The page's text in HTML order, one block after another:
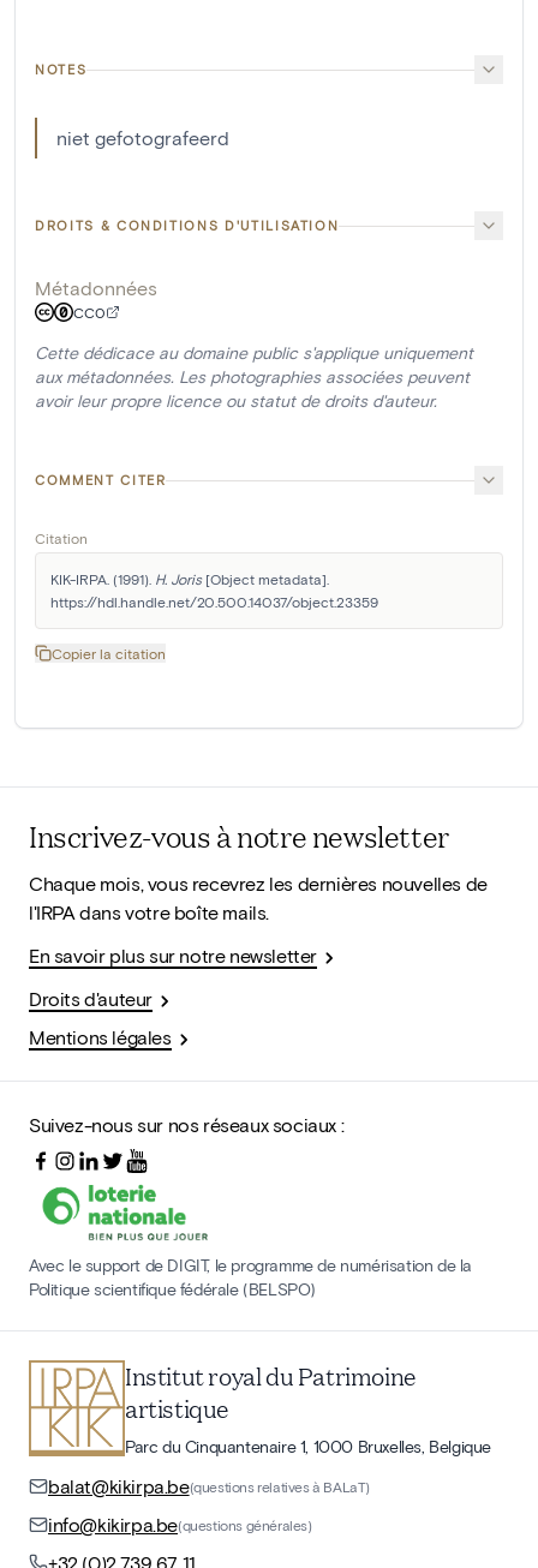
NOTES
niet gefotografeerd
DROITS & CONDITIONS D'UTILISATION
Métadonnées
CC0
Cette dédicace au domaine public s'applique uniquement
aux métadonnées. Les photographies associées peuvent
avoir leur propre licence ou statut de droits d'auteur.
COMMENT CITER
Citation
KIK-IRPA. (1991). H. Joris [Object metadata].
https://hdl.handle.net/20.500.14037/object.23359
Copier la citation
Inscrivez-vous à notre newsletter
Chaque mois, vous recevrez les dernières nouvelles de
l'IRPA dans votre boîte mails.
En savoir plus sur notre newsletter
Droits d'auteur
Mentions légales
Suivez-nous sur nos réseaux sociaux :
Avec le support de DIGIT, le programme de numérisation de la
Politique scientifique fédérale (BELSPO)
Institut royal du Patrimoine
artistique
Parc du Cinquantenaire 1, 1000 Bruxelles, Belgique
balat@kikirpa.be(questions relatives à BALaT)
info@kikirpa.be(questions générales)
+32 (0)2 739 67 11